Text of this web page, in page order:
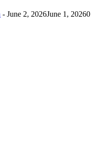
- June 2, 2026June 1, 20260